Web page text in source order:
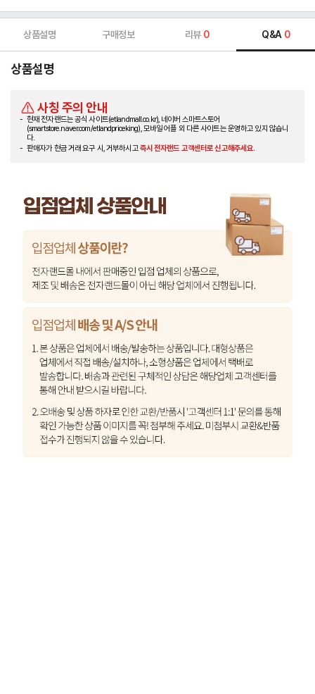
상품설명 구매정보 리뷰 0 Q&A 0
상품설명
사칭 주의 안내
현재 전자랜드는 공식 사이트(etlandmall.co.kr), 네이버 스마트스토어
(smartstore.naver.com/etlandpriceking), 모바일 어플 외 다른 사이트는 운영하고 있지 않습니
다.
판매자가 현금 거래 요구 시, 거부하시고즉시 전자랜드 고객센터로 신고해주세요.